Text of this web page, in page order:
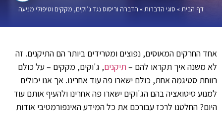
דף הבית» סוגי הדברות» הדברה וריסוס נגד ג’וקים, מקקים וטיפולי מניעה
אחד החרקים המאוסים, נפוצים ומטרידים ביותר הם התיקנים. זה
לא משנה איך תקראו להם – תיקנים, ג'וקים, מקקים – על כולם
רווחת סטיגמה אחת, כולם ישארו פה עוד אחרינו. אך אנו יכולים
למנוע סיטואציה בהם הג'וקים ישארו פה אחרינו ולהעיף אותם עוד
היום? החלטנו לרכז עבורכם את כל המידע האינפורמטיבי אודות